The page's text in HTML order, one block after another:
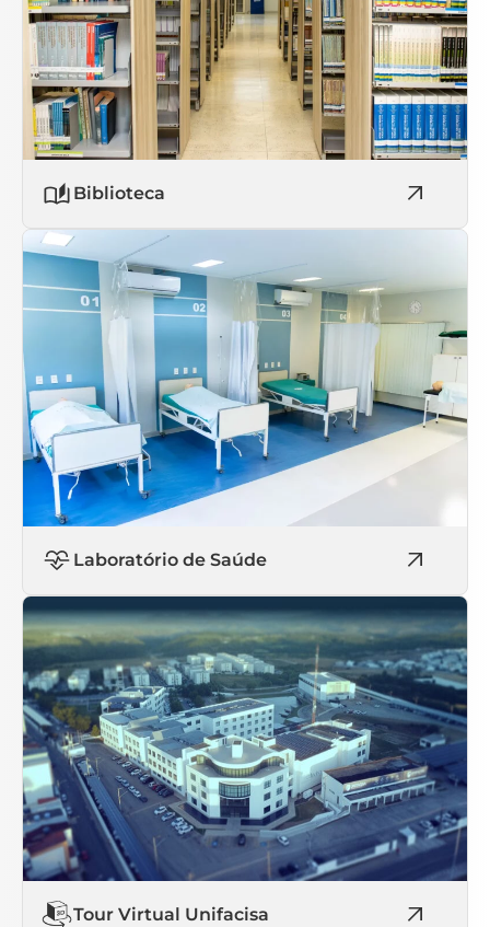
Biblioteca
Laboratório de Saúde
Tour Virtual Unifacisa